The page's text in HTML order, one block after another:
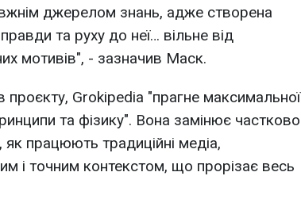
джерелом знань, адже створена
та руху до неї… вільне від
мотивів", - зазначив Маск.
проєкту, Grokipedia "прагне максимальної
та фізику". Вона замінює частково
як працюють традиційні медіа,
і точним контекстом, що прорізає весь